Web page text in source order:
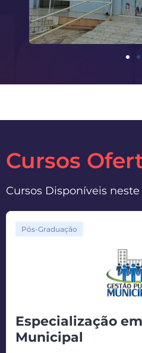
Cursos
Cursos Disponíveis neste
Pós-Graduação
Especialização
Municipal